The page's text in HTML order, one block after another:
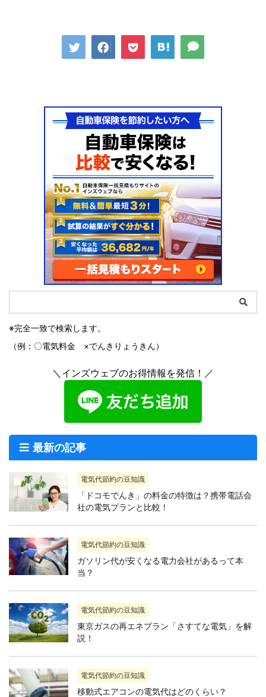
※完全一致で検索します。
（例：〇電気料金 ×でんきりょうきん）
＼インズウェブのお得情報を発信！／
最新の記事
電気代節約の豆知識
「ドコモでんき」の料金の特徴は？携帯電話会
社の電気プランと比較！
電気代節約の豆知識
ガソリン代が安くなる電力会社があるって本
当？
電気代節約の豆知識
東京ガスの再エネプラン「さすてな電気」を解
説！
電気代節約の豆知識
移動式エアコンの電気代はどのくらい？